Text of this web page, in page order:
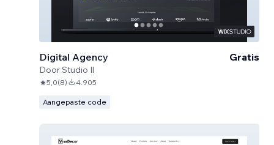
Digital Agency
DoorStudio Il
Gratis
5,0(8) 4.905
Aangepaste code